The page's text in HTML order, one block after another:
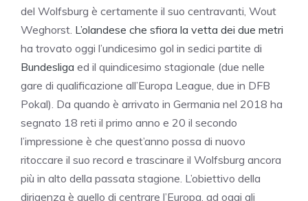
del Wolfsburg è certamente il suo centravanti, Wout
Weghorst. L’olandese che sfiora la vetta dei due metri
ha trovato oggi l’undicesimo gol in sedici partite di
Bundesliga ed il quindicesimo stagionale (due nelle
gare di qualificazione all’Europa League, due in DFB
Pokal). Da quando è arrivato in Germania nel 2018 ha
segnato 18 reti il primo anno e 20 il secondo
l’impressione è che quest’anno possa di nuovo
ritoccare il suo record e trascinare il Wolfsburg ancora
più in alto della passata stagione. L’obiettivo della
dirigenza è quello di centrare l’Europa, ad oggi gli